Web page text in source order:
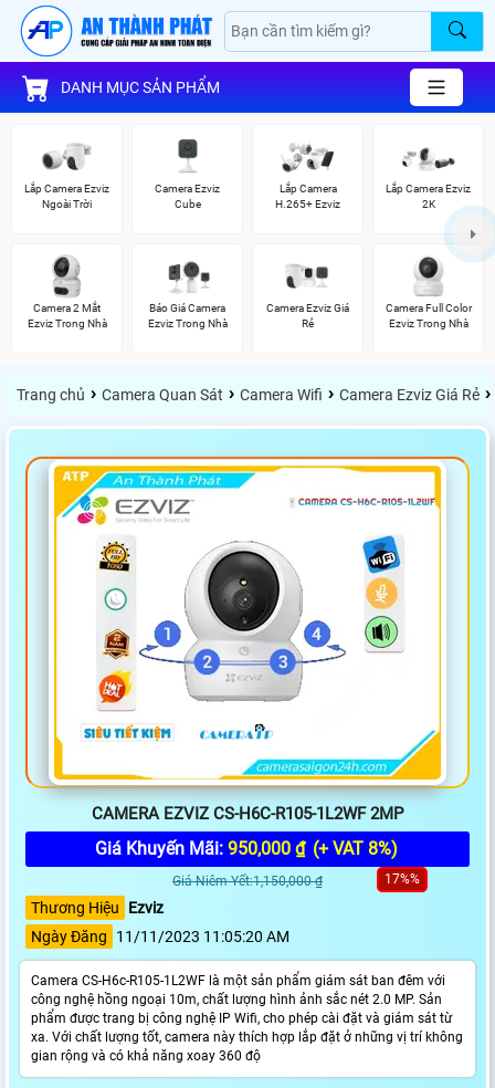
DANH MỤC SẢN PHẨM
Lắp Camera Ezviz
Ngoài Trời
Camera Ezviz
Cube
Lắp Camera
H.265+ Ezviz
Lắp Camera Ezviz
2K
Camera 2 Mắt
Ezviz Trong Nhà
Báo Giá Camera
Ezviz Trong Nhà
Camera Ezviz Giá
Rẻ
Camera Full Color
Ezviz Trong Nhà
Trang chủ › Camera Quan Sát › Camera Wifi › Camera Ezviz Giá Rẻ ›
CAMERA EZVIZ CS-H6C-R105-1L2WF 2MP
Giá Khuyến Mãi: 950,000 ₫ (+ VAT 8%)
Giá Niêm Yết:1,150,000 ₫ 17%%
Thương Hiệu
Ezviz
Ngày Đăng
11/11/2023 11:05:20 AM
Camera CS-H6c-R105-1L2WF là một sản phẩm giám sát ban đêm với
công nghệ hồng ngoại 10m, chất lượng hình ảnh sắc nét 2.0 MP. Sản
phẩm được trang bị công nghệ IP Wifi, cho phép cài đặt và giám sát từ
xa. Với chất lượng tốt, camera này thích hợp lắp đặt ở những vị trí không
gian rộng và có khả năng xoay 360 độ